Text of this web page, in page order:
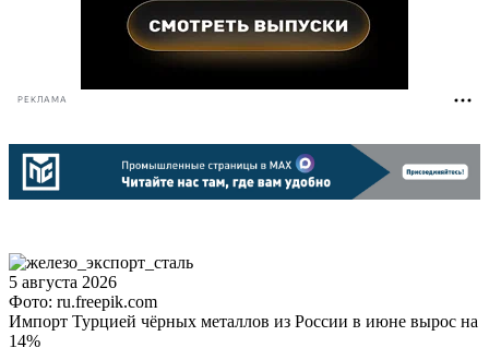
РЕКЛАМА
5 августа 2026
Фото: ru.freepik.com
Импорт Турцией чёрных металлов из России в июне вырос на
14%